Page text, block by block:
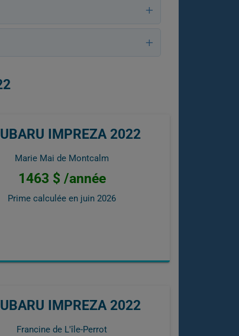
IMPREZA 2022
Marie Mai de Montcalm
1463 $ /année
Prime calculée en juin 2026
IMPREZA 2022
Francine de L'île-Perrot